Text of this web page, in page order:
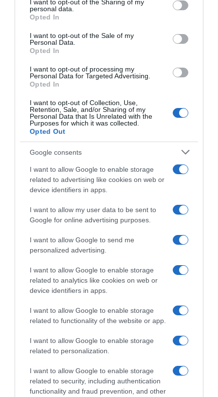
not limited to your visit or usage behaviour. You may click to
grant or deny consent to Google and its third-party tags to
use your data for below specified purposes in below Google
consent section.
I want to opt-out of the Sharing of my
personal data.
Opted In
I want to opt-out of the Sale of my
Personal Data.
Opted In
I want to opt-out of processing my
Personal Data for Targeted Advertising.
Opted In
I want to opt-out of Collection, Use,
Retention, Sale, and/or Sharing of my
Personal Data that Is Unrelated with the
Purposes for which it was collected.
Opted Out
Google consents
I want to allow Google to enable storage
related to advertising like cookies on web or
device identifiers in apps.
I want to allow my user data to be sent to
Google for online advertising purposes.
I want to allow Google to send me
personalized advertising.
I want to allow Google to enable storage
related to analytics like cookies on web or
device identifiers in apps.
I want to allow Google to enable storage
related to functionality of the website or app.
I want to allow Google to enable storage
related to personalization.
I want to allow Google to enable storage
related to security, including authentication
functionality and fraud prevention, and other
ΕΛΛΑΔΑ
Έκρηξη στη «Βιολάντα»: Λάθος εγκατάσταση
χωρίς μέτρα προστασίας «δείχνει» το
πόρισμα του ΕΜΠ για τον διαβρωμένο
σωλήνα
Ο αγωγός παρουσιάζει διάτρηση σε πολλά σημεία
25.02.2026 - 20:05
ΕΛΛΑΔΑ
Έκρηξη στη «Βιολάντα»: «Αν είχε διαννοηθεί
ότι υπάρχει διαρροή, δεν θα πήγαινε στο
δικηγόρος του ιδιοκτήτη
διαρροή», υποστηρίζει
25.02.2026 - 19:11